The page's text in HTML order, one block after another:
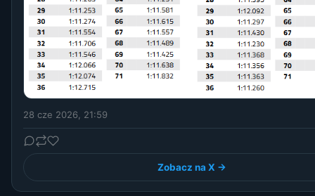
28 cze 2026, 21:59
Zobacz na X →